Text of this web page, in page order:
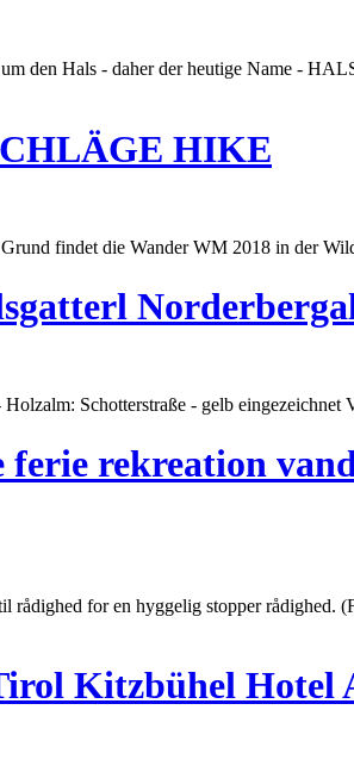
den Hals - daher der heutige Name -
HIKE
findet die Wander WM 2018 in der
Schotterstraße - gelb eingezeichnet
rekreation
for en hyggelig stopper rådighed.
Kitzbühel Hotel